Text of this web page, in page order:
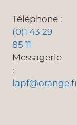
Téléphone :
(0)1 43 29
85 11
Messagerie
:
lapf@orange.fr